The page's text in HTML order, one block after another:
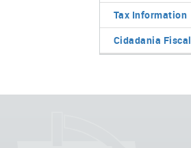
Tax Information
Cidadania Fiscal